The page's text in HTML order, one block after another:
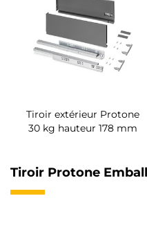
Tiroir extérieur Protone
30 kg hauteur 178 mm
Tiroir Protone